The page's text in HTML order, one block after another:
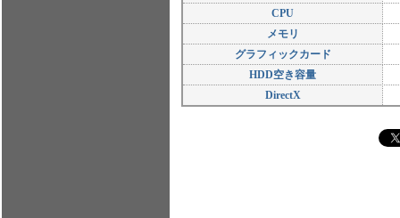
CPU
メモリ
グラフィックカード
HDD空き容量
DirectX